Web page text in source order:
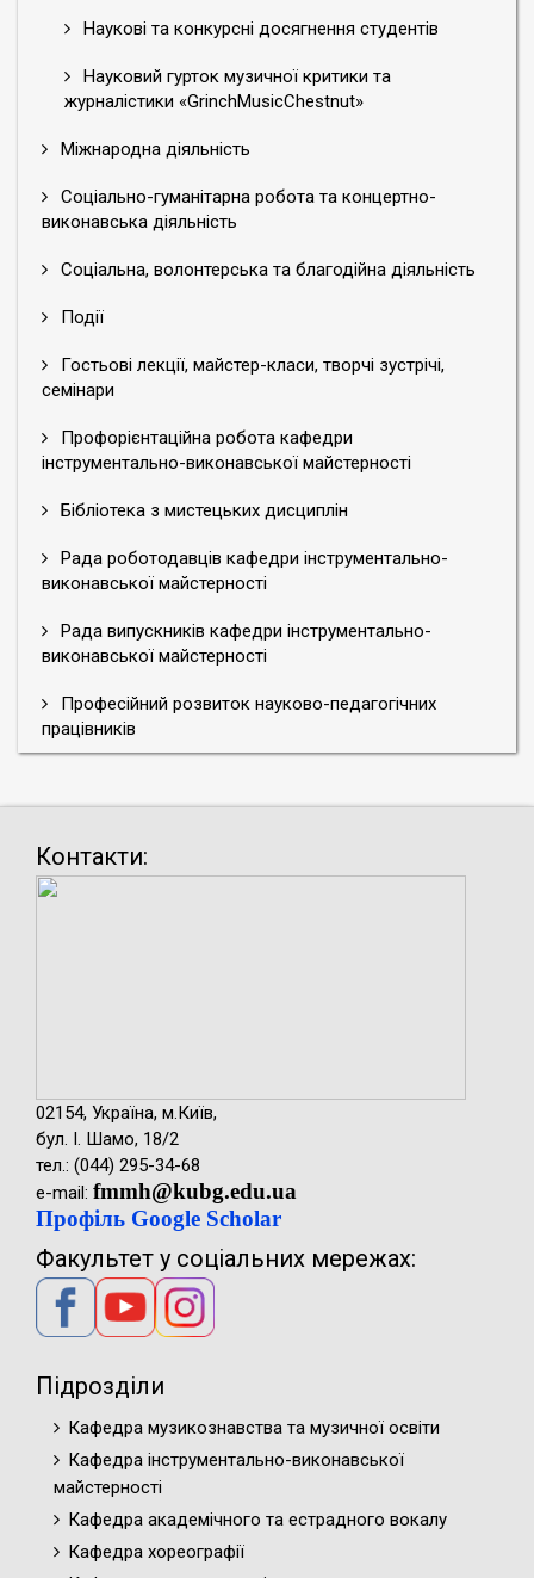
Наукові та конкурсні досягнення студентів
Науковий гурток музичної критики та
журналістики «GrinchMusicChestnut»
Міжнародна діяльність
Соціально-гуманітарна робота та концертно-
виконавська діяльність
Соціальна, волонтерська та благодійна діяльність
Події
Гостьові лекції, майстер-класи, творчі зустрічі,
семінари
Профорієнтаційна робота кафедри
інструментально-виконавської майстерності
Бібліотека з мистецьких дисциплін
Рада роботодавців кафедри інструментально-
виконавської майстерності
Рада випускників кафедри інструментально-
виконавської майстерності
Професійний розвиток науково-педагогічних
працівників
Контакти:
02154, Україна, м.Київ,
бул. І. Шамо, 18/2
тел.: (044) 295-34-68
e-mail: fmmh@kubg.edu.ua
Профіль Google Scholar
Факультет у соціальних мережах:
Підрозділи
Кафедра музикознавства та музичної освіти
Кафедра інструментально-виконавської
майстерності
Кафедра академічного та естрадного вокалу
Кафедра хореографії